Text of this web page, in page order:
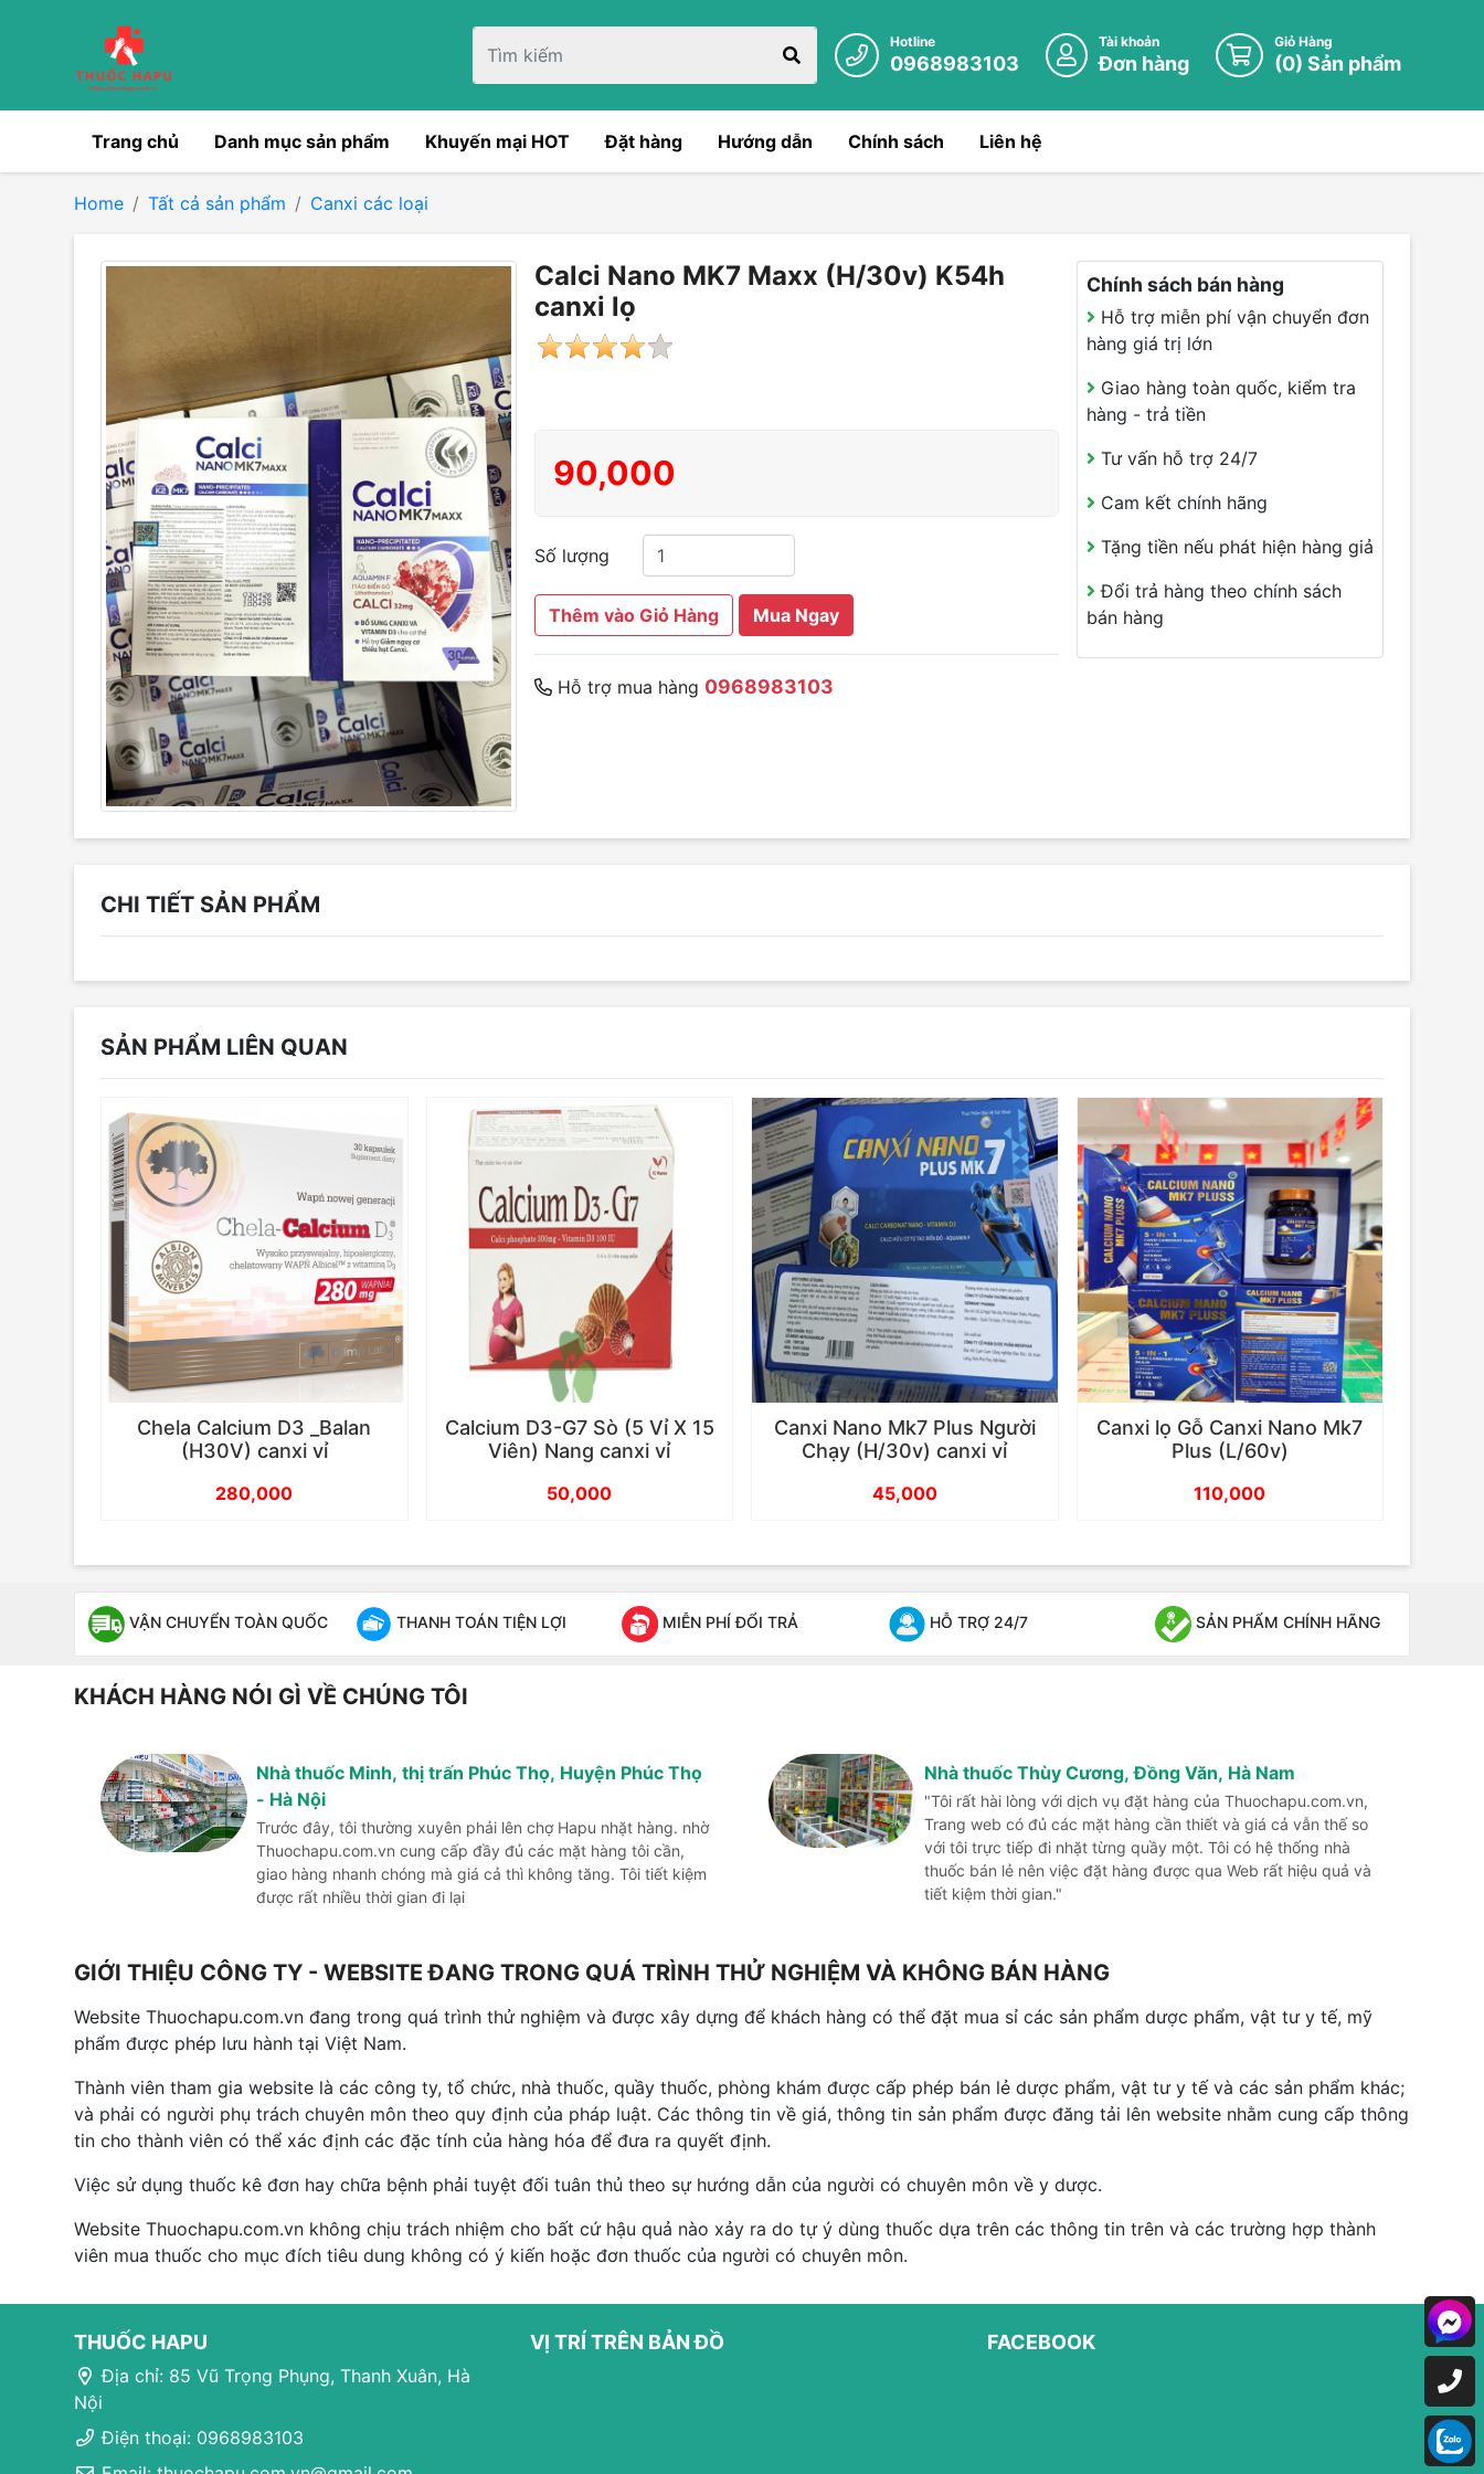
Hotline
0968983103
Tài khoản
Đơn hàng
Giỏ Hàng
(0) Sản phẩm
Trang chủ Danh mục sản phẩm Khuyến mại HOT Đặt hàng Hướng dẫn Chính sách Liên hệ
Home Tất cả sản phẩm Canxi các loại
Calci Nano MK7 Maxx (H/30v) K54h
canxi lọ
90,000
Số lượng
Thêm vào Giỏ Hàng Mua Ngay
Hỗ trợ mua hàng 0968983103
Chính sách bán hàng
Hỗ trợ miễn phí vận chuyển đơn
hàng giá trị lớn
Giao hàng toàn quốc, kiểm tra
hàng - trả tiền
Tư vấn hỗ trợ 24/7
Cam kết chính hãng
Tặng tiền nếu phát hiện hàng giả
Đổi trả hàng theo chính sách
bán hàng
CHI TIẾT SẢN PHẨM
SẢN PHẨM LIÊN QUAN
Chela Calcium D3 _Balan
(H30V) canxi vỉ
280,000
Calcium D3-G7 Sò (5 Vỉ X 15
Viên) Nang canxi vỉ
50,000
Canxi Nano Mk7 Plus Người
Chạy (H/30v) canxi vỉ
45,000
Canxi lọ Gỗ Canxi Nano Mk7
Plus (L/60v)
110,000
VẬN CHUYỂN TOÀN QUỐC THANH TOÁN TIỆN LỢI MIỄN PHÍ ĐỔI TRẢ HỖ TRỢ 24/7 SẢN PHẨM CHÍNH HÃNG
KHÁCH HÀNG NÓI GÌ VỀ CHÚNG TÔI
Nhà thuốc Minh, thị trấn Phúc Thọ, Huyện Phúc Thọ
- Hà Nội
Trước đây, tôi thường xuyên phải lên chợ Hapu nhặt hàng. nhờ
Thuochapu.com.vn cung cấp đầy đủ các mặt hàng tôi cần,
giao hàng nhanh chóng mà giá cả thì không tăng. Tôi tiết kiệm
được rất nhiều thời gian đi lại
Nhà thuốc Thùy Cương, Đồng Văn, Hà Nam
"Tôi rất hài lòng với dịch vụ đặt hàng của Thuochapu.com.vn,
Trang web có đủ các mặt hàng cần thiết và giá cả vẫn thế so
với tôi trực tiếp đi nhặt từng quầy một. Tôi có hệ thống nhà
thuốc bán lẻ nên việc đặt hàng được qua Web rất hiệu quả và
tiết kiệm thời gian."
GIỚI THIỆU CÔNG TY - WEBSITE ĐANG TRONG QUÁ TRÌNH THỬ NGHIỆM VÀ KHÔNG BÁN HÀNG
Website Thuochapu.com.vn đang trong quá trình thử nghiệm và được xây dựng để khách hàng có thể đặt mua sỉ các sản phẩm dược phẩm, vật tư y tế, mỹ
phẩm được phép lưu hành tại Việt Nam.
Thành viên tham gia website là các công ty, tổ chức, nhà thuốc, quầy thuốc, phòng khám được cấp phép bán lẻ dược phẩm, vật tư y tế và các sản phẩm khác;
và phải có người phụ trách chuyên môn theo quy định của pháp luật. Các thông tin về giá, thông tin sản phẩm được đăng tải lên website nhằm cung cấp thông
tin cho thành viên có thể xác định các đặc tính của hàng hóa để đưa ra quyết định.
Việc sử dụng thuốc kê đơn hay chữa bệnh phải tuyệt đối tuân thủ theo sự hướng dẫn của người có chuyên môn về y dược.
Website Thuochapu.com.vn không chịu trách nhiệm cho bất cứ hậu quả nào xảy ra do tự ý dùng thuốc dựa trên các thông tin trên và các trường hợp thành
viên mua thuốc cho mục đích tiêu dung không có ý kiến hoặc đơn thuốc của người có chuyên môn.
THUỐC HAPU
Địa chỉ: 85 Vũ Trọng Phụng, Thanh Xuân, Hà
Nội
Điện thoại: 0968983103
VỊ TRÍ TRÊN BẢN ĐỒ FACEBOOK